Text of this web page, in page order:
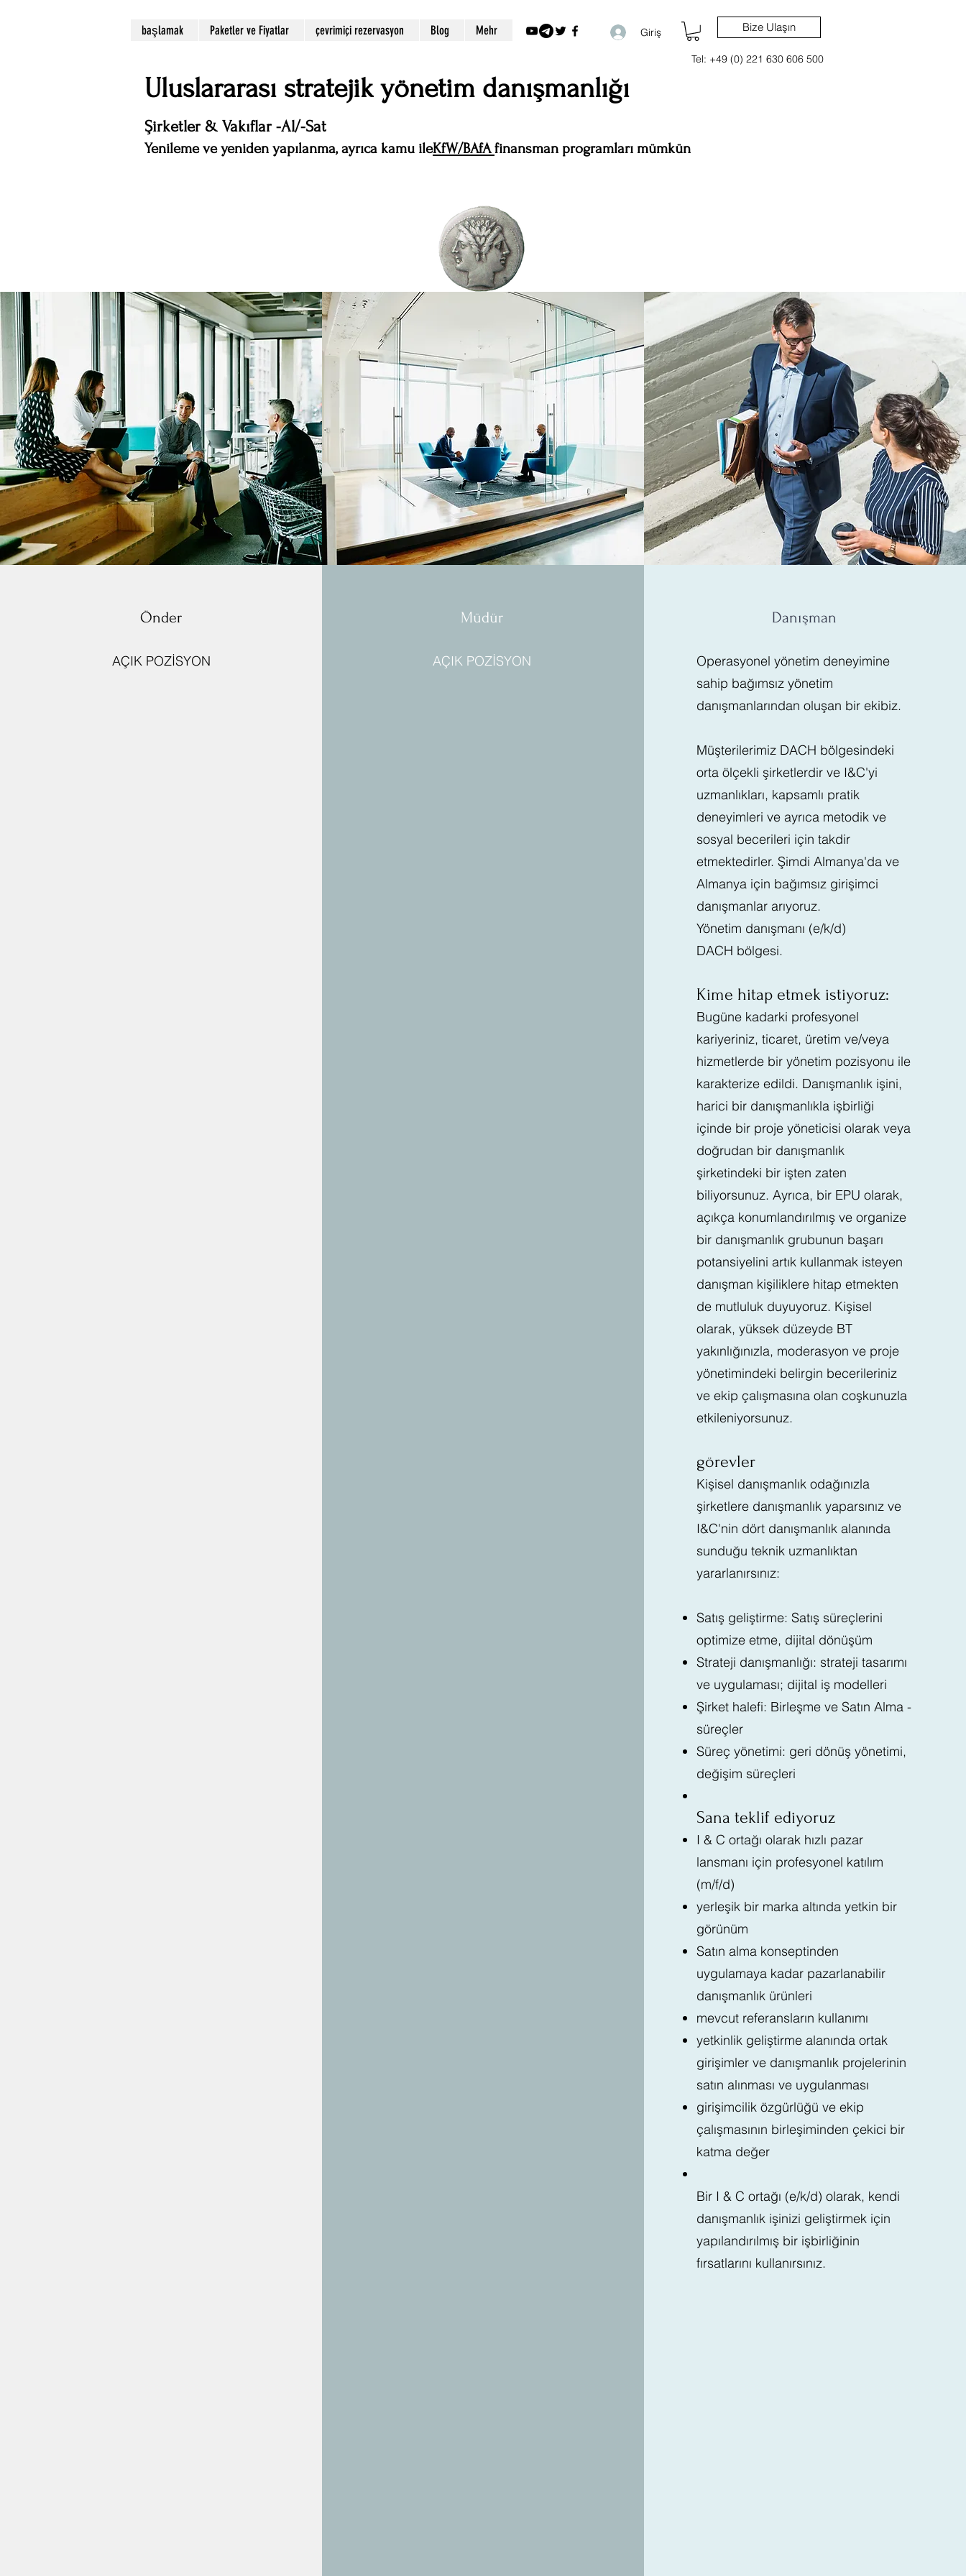
başlamak Paketler ve Fiyatlar çevrimiçi rezervasyon Blog Mehr Giriş Bize Ulaşın
Tel: +49 (0) 221 630 606 500
Uluslararası stratejik yönetim danışmanlığı
Şirketler & Vakıflar -Al/-Sat
Yenileme ve yeniden yapılanma, ayrıca kamu ileKfW/BAfAfinansman programları mümkün
Önder
AÇIK POZİSYON
Müdür
AÇIK POZİSYON
Danışman
Operasyonel yönetim deneyimine
sahip bağımsız yönetim
danışmanlarından oluşan bir ekibiz.
Müşterilerimiz DACH bölgesindeki
orta ölçekli şirketlerdir ve I&C'yi
uzmanlıkları, kapsamlı pratik
deneyimleri ve ayrıca metodik ve
sosyal becerileri için takdir
etmektedirler. Şimdi Almanya'da ve
Almanya için bağımsız girişimci
danışmanlar arıyoruz.
Yönetim danışmanı (e/k/d)
DACH bölgesi.
Kime hitap etmek istiyoruz:
Bugüne kadarki profesyonel
kariyeriniz, ticaret, üretim ve/veya
hizmetlerde bir yönetim pozisyonu ile
karakterize edildi. Danışmanlık işini,
harici bir danışmanlıkla işbirliği
içinde bir proje yöneticisi olarak veya
doğrudan bir danışmanlık
şirketindeki bir işten zaten
biliyorsunuz. Ayrıca, bir EPU olarak,
açıkça konumlandırılmış ve organize
bir danışmanlık grubunun başarı
potansiyelini artık kullanmak isteyen
danışman kişiliklere hitap etmekten
de mutluluk duyuyoruz. Kişisel
olarak, yüksek düzeyde BT
yakınlığınızla, moderasyon ve proje
yönetimindeki belirgin becerileriniz
ve ekip çalışmasına olan coşkunuzla
etkileniyorsunuz.
görevler
Kişisel danışmanlık odağınızla
şirketlere danışmanlık yaparsınız ve
I&C'nin dört danışmanlık alanında
sunduğu teknik uzmanlıktan
yararlanırsınız:
Satış geliştirme: Satış süreçlerini
optimize etme, dijital dönüşüm
Strateji danışmanlığı: strateji tasarımı
ve uygulaması; dijital iş modelleri
Şirket halefi: Birleşme ve Satın Alma -
süreçler
Süreç yönetimi: geri dönüş yönetimi,
değişim süreçleri
Sana teklif ediyoruz
I & C ortağı olarak hızlı pazar
lansmanı için profesyonel katılım
(m/f/d)
yerleşik bir marka altında yetkin bir
görünüm
Satın alma konseptinden
uygulamaya kadar pazarlanabilir
danışmanlık ürünleri
mevcut referansların kullanımı
yetkinlik geliştirme alanında ortak
girişimler ve danışmanlık projelerinin
satın alınması ve uygulanması
girişimcilik özgürlüğü ve ekip
çalışmasının birleşiminden çekici bir
katma değer
Bir I & C ortağı (e/k/d) olarak, kendi
danışmanlık işinizi geliştirmek için
yapılandırılmış bir işbirliğinin
fırsatlarını kullanırsınız.